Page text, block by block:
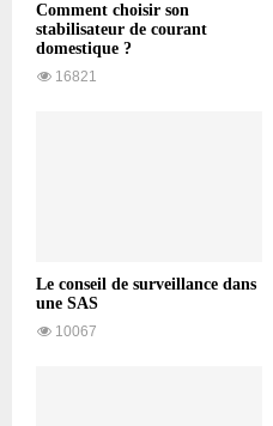
Comment choisir son
stabilisateur de courant
domestique ?
16821
Le conseil de surveillance dans
une SAS
10067